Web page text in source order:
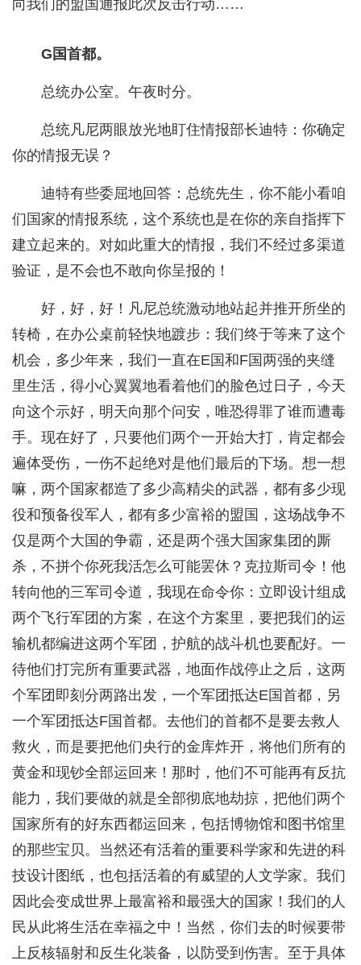
向我们的盟国通报此次反击行动……
G国首都。
总统办公室。午夜时分。
总统凡尼两眼放光地盯住情报部长迪特：你确定
你的情报无误？
迪特有些委屈地回答：总统先生，你不能小看咱
们国家的情报系统，这个系统也是在你的亲自指挥下
建立起来的。对如此重大的情报，我们不经过多渠道
验证，是不会也不敢向你呈报的！
好，好，好！凡尼总统激动地站起并推开所坐的
转椅，在办公桌前轻快地踱步：我们终于等来了这个
机会，多少年来，我们一直在E国和F国两强的夹缝
里生活，得小心翼翼地看着他们的脸色过日子，今天
向这个示好，明天向那个问安，唯恐得罪了谁而遭毒
手。现在好了，只要他们两个一开始大打，肯定都会
遍体受伤，一伤不起绝对是他们最后的下场。想一想
嘛，两个国家都造了多少高精尖的武器，都有多少现
役和预备役军人，都有多少富裕的盟国，这场战争不
仅是两个大国的争霸，还是两个强大国家集团的厮
杀，不拼个你死我活怎么可能罢休？克拉斯司令！他
转向他的三军司令道，我现在命令你：立即设计组成
两个飞行军团的方案，在这个方案里，要把我们的运
输机都编进这两个军团，护航的战斗机也要配好。一
待他们打完所有重要武器，地面作战停止之后，这两
个军团即刻分两路出发，一个军团抵达E国首都，另
一个军团抵达F国首都。去他们的首都不是要去救人
救火，而是要把他们央行的金库炸开，将他们所有的
黄金和现钞全部运回来！那时，他们不可能再有反抗
能力，我们要做的就是全部彻底地劫掠，把他们两个
国家所有的好东西都运回来，包括博物馆和图书馆里
的那些宝贝。当然还有活着的重要科学家和先进的科
技设计图纸，也包括活着的有威望的人文学家。我们
因此会变成世界上最富裕和最强大的国家！我们的人
民从此将生活在幸福之中！当然，你们去的时候要带
上反核辐射和反生化装备，以防受到伤害。至于具体